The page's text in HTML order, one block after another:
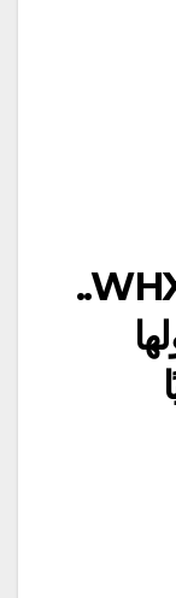
قبيل WHX Dubai 2026..